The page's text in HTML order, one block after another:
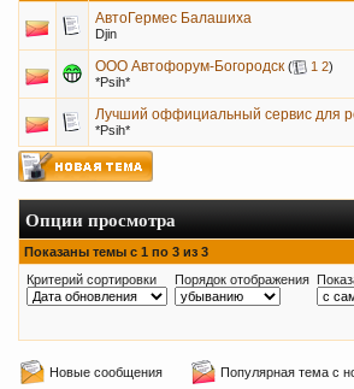
АвтоГермес Балашиха
Djin
ООО Автофорум-Богородск ( 1 2)
*Psih*
Лучший оффициальный сервис для
*Psih*
Опции просмотра
Показаны темы с 1 по 3 из 3
Критерий сортировки
Порядок отображения
Новые сообщения Популярная тема с